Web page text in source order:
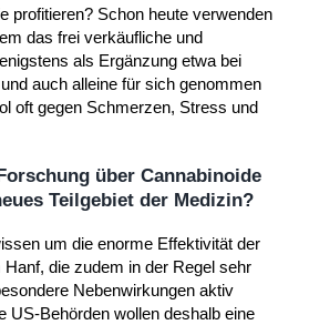
profitieren? Schon heute verwenden
das frei verkäufliche und
als Ergänzung etwa bei
auch alleine für sich genommen
oft gegen Schmerzen, Stress und
über Cannabinoide
Teilgebiet der Medizin?
um die enorme Effektivität der
die zudem in der Regel sehr
Nebenwirkungen aktiv
US-Behörden wollen deshalb eine